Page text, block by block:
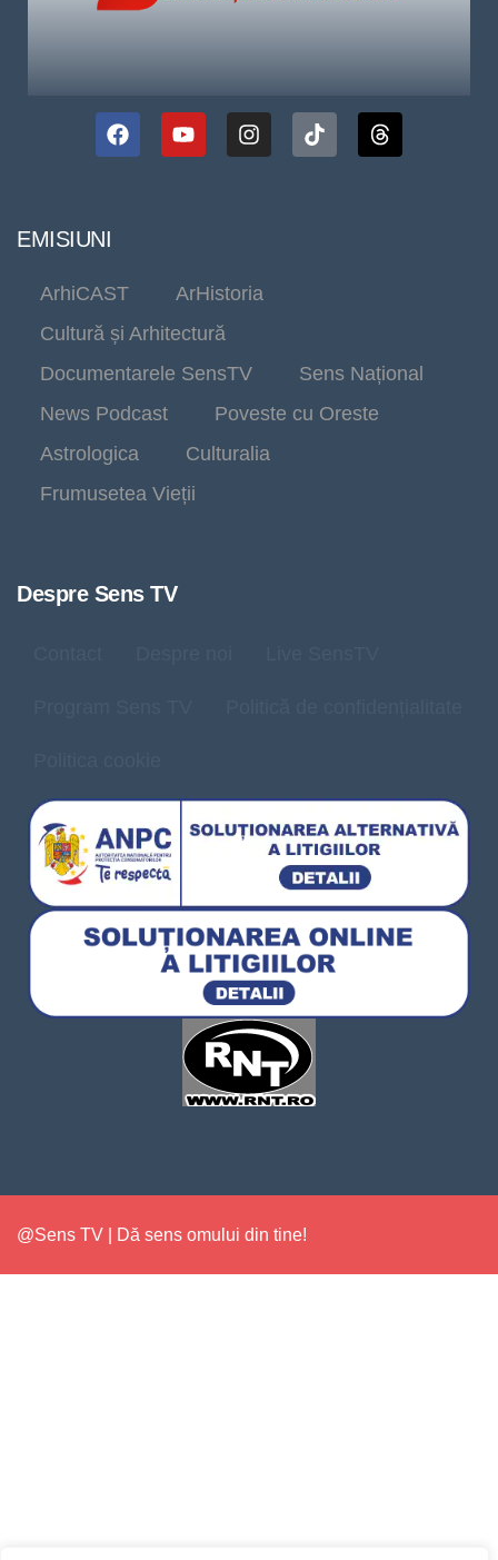
EMISIUNI
ArhiCAST
ArHistoria
Cultură și Arhitectură
Documentarele SensTV
Sens Național
News Podcast
Poveste cu Oreste
Astrologica
Culturalia
Frumusetea Vieții
Despre Sens TV
@Sens TV | Dă sens omului din tine!